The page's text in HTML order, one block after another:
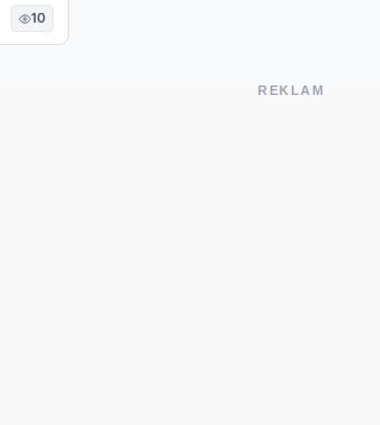
10
REKLAM